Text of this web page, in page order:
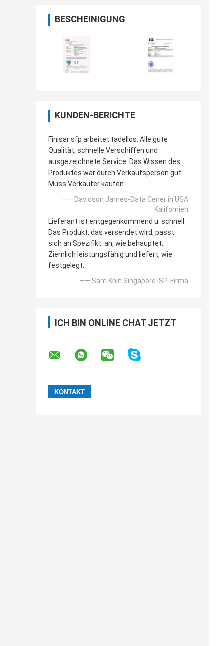
BESCHEINIGUNG
KUNDEN-BERICHTE
Finisar sfp arbeitet tadellos. Alle gute
Qualität, schnelle Verschiffen und
ausgezeichnete Service. Das Wissen des
Produktes war durch Verkaufsperson gut.
Muss Verkäufer kaufen.
—— Davidson James-Data Cener in USA
Kalifornien
Lieferant ist entgegenkommend u. schnell.
Das Produkt, das versendet wird, passt
sich an Spezifikt. an, wie behauptet.
Ziemlich leistungsfähig und liefert, wie
festgelegt.
—— Sam Khin Singapore ISP-Firma
ICH BIN ONLINE CHAT JETZT